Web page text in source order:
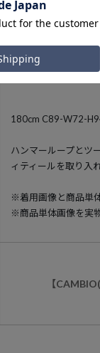
アイテム説明
180cm C89-W72-
ハンマーループとツ
ィティールを取り入
※着用画像と商品単
※商品単体画像を実
【